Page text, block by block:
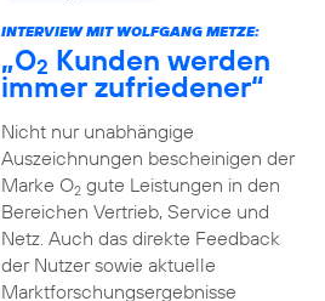
INTERVIEW MIT WOLFGANG METZE:
„O2 Kunden werden
immer zufriedener“
Nicht nur unabhängige
Auszeichnungen bescheinigen der
Marke O2gute Leistungen in den
Bereichen Vertrieb, Service und
Netz. Auch das direkte Feedback
der Nutzer sowie aktuelle
Marktforschungsergebnisse